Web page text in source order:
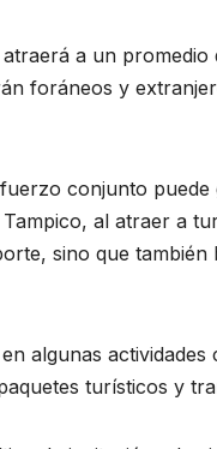
a un
foráneos y
conjunto
al atraer a
sino que
algunas
turísticos y